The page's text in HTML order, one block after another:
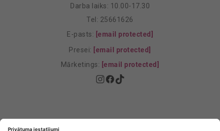
Darba laiks: 10.00-17.30
Tel: 25661626
E-pasts: [email protected]
Presei: [email protected]
Mārketings: [email protected]